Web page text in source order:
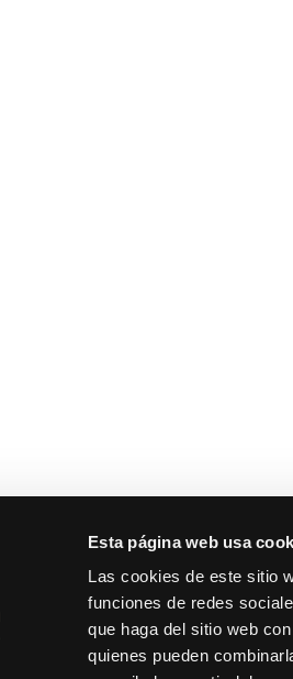
Esta página web usa
Las cookies de este sitio
funciones de redes
que haga del sitio web
quienes pueden